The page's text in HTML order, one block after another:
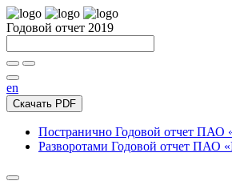
Годовой отчет 2019
en
Скачать PDF
Постранично Годовой отчет ПАО
Разворотами Годовой отчет ПАО